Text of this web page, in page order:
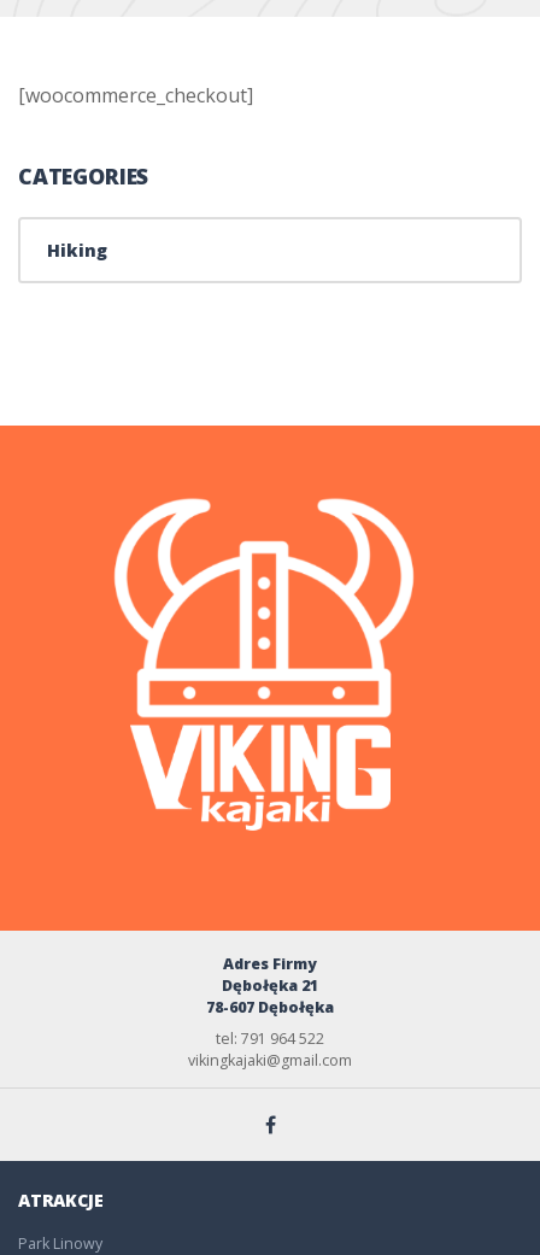
[woocommerce_checkout]
CATEGORIES
Hiking
Adres Firmy
Dębołęka 21
78-607 Dębołęka
tel: 791 964 522
vikingkajaki@gmail.com
ATRAKCJE
Park Linowy